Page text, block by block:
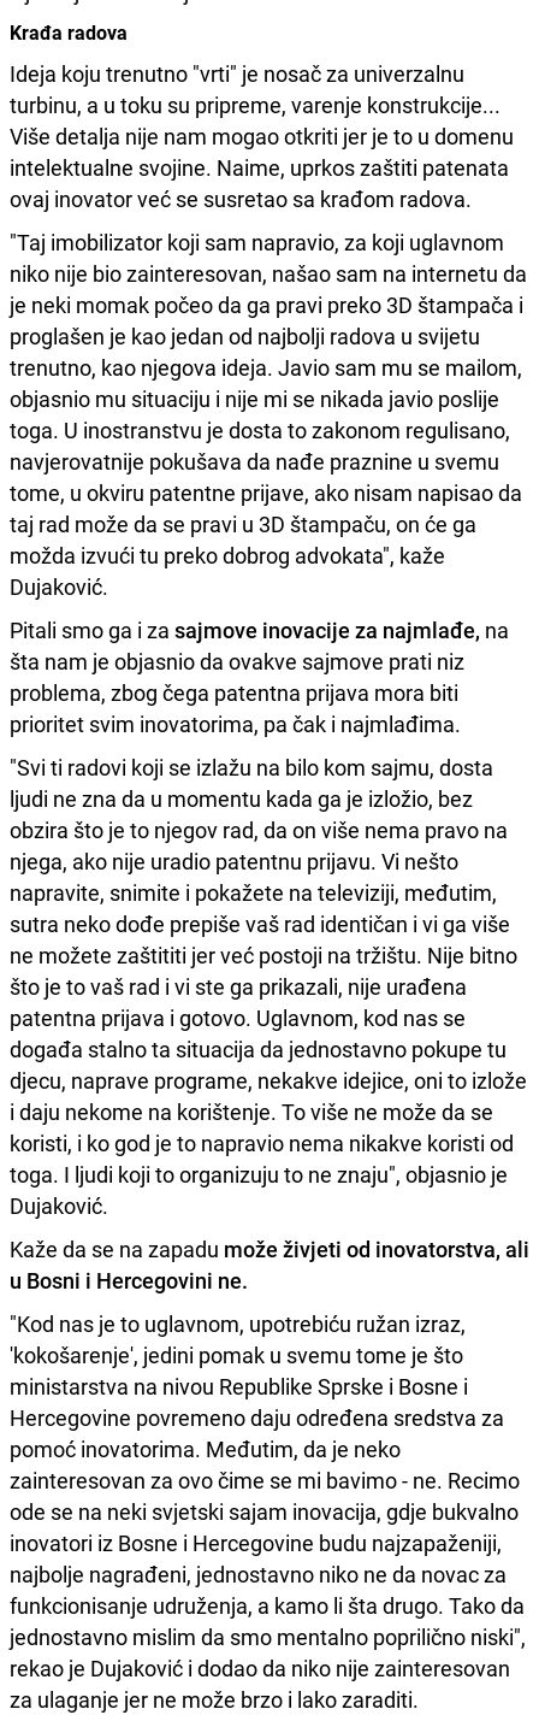
Krađa radova
Ideja koju trenutno "vrti" je nosač za univerzalnu
turbinu, a u toku su pripreme, varenje konstrukcije...
Više detalja nije nam mogao otkriti jer je to u domenu
intelektualne svojine. Naime, uprkos zaštiti patenata
ovaj inovator već se susretao sa krađom radova.
"Taj imobilizator koji sam napravio, za koji uglavnom
niko nije bio zainteresovan, našao sam na internetu da
je neki momak počeo da ga pravi preko 3D štampača i
proglašen je kao jedan od najbolji radova u svijetu
trenutno, kao njegova ideja. Javio sam mu se mailom,
objasnio mu situaciju i nije mi se nikada javio poslije
toga. U inostranstvu je dosta to zakonom regulisano,
navjerovatnije pokušava da nađe praznine u svemu
tome, u okviru patentne prijave, ako nisam napisao da
taj rad može da se pravi u 3D štampaču, on će ga
možda izvući tu preko dobrog advokata", kaže
Dujaković.
Pitali smo ga i za sajmove inovacije za najmlađe, na
šta nam je objasnio da ovakve sajmove prati niz
problema, zbog čega patentna prijava mora biti
prioritet svim inovatorima, pa čak i najmlađima.
"Svi ti radovi koji se izlažu na bilo kom sajmu, dosta
ljudi ne zna da u momentu kada ga je izložio, bez
obzira što je to njegov rad, da on više nema pravo na
njega, ako nije uradio patentnu prijavu. Vi nešto
napravite, snimite i pokažete na televiziji, međutim,
sutra neko dođe prepiše vaš rad identičan i vi ga više
ne možete zaštititi jer već postoji na tržištu. Nije bitno
što je to vaš rad i vi ste ga prikazali, nije urađena
patentna prijava i gotovo. Uglavnom, kod nas se
događa stalno ta situacija da jednostavno pokupe tu
djecu, naprave programe, nekakve idejice, oni to izlože
i daju nekome na korištenje. To više ne može da se
koristi, i ko god je to napravio nema nikakve koristi od
toga. I ljudi koji to organizuju to ne znaju", objasnio je
Dujaković.
Kaže da se na zapadu može živjeti od inovatorstva, ali
u Bosni i Hercegovini ne.
"Kod nas je to uglavnom, upotrebiću ružan izraz,
'kokošarenje', jedini pomak u svemu tome je što
ministarstva na nivou Republike Sprske i Bosne i
Hercegovine povremeno daju određena sredstva za
pomoć inovatorima. Međutim, da je neko
zainteresovan za ovo čime se mi bavimo - ne. Recimo
ode se na neki svjetski sajam inovacija, gdje bukvalno
inovatori iz Bosne i Hercegovine budu najzapaženiji,
najbolje nagrađeni, jednostavno niko ne da novac za
funkcionisanje udruženja, a kamo li šta drugo. Tako da
jednostavno mislim da smo mentalno poprilično niski",
rekao je Dujaković i dodao da niko nije zainteresovan
za ulaganje jer ne može brzo i lako zaraditi.